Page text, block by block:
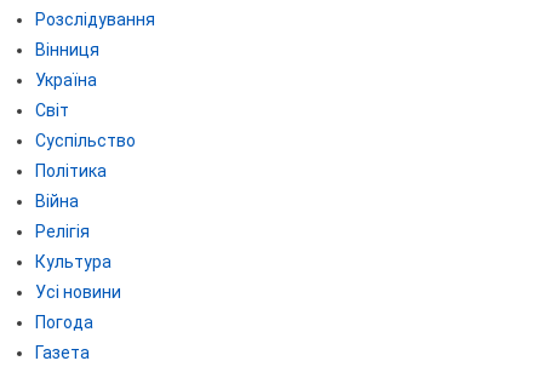
Розслідування
Вінниця
Україна
Світ
Суспільство
Політика
Війна
Релігія
Культура
Усі новини
Погода
Газета